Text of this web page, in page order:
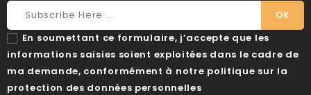
En soumettant ce formulaire, j’accepte que les
informations saisies soient exploitées dans le cadre de
ma demande, conformément à notre politique sur la
protection des données personnelles